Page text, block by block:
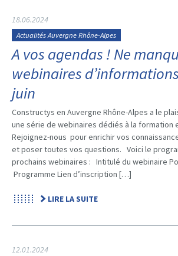
18.06.2024
Actualités Auvergne Rhône-Alpes
A vos agendas ! Ne
webinaires
juin
Constructys en Auvergne Rhône-Alpes a le
une série de webinaires dédiés à la formation
Rejoignez-nous pour enrichir vos
et poser toutes vos questions. Voici le
prochains webinaires : Intitulé du webinaire
Programme Lien d’inscription […]
LIRE LA SUITE
12.01.2024